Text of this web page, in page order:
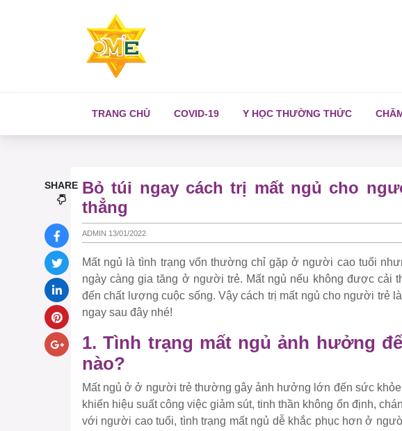
TRANG CHỦ COVID-19 Y HỌC THƯỜNG THỨC
Bỏ túi ngay cách trị mất ngủ cho
thẳng
ADMIN 13/01/2022
Mất ngủ là tình trạng vốn thường chỉ gặp ở người cao tuổi
ngày càng gia tăng ở người trẻ. Mất ngủ nếu không được cải
đến chất lượng cuộc sống. Vậy cách trị mất ngủ cho người trẻ
ngay sau đây nhé!
1. Tình trạng mất ngủ ảnh hưởng
nào?
Mất ngủ ở ở người trẻ thường gây ảnh hưởng lớn đến sức
khiến hiệu suất công việc giảm sút, tinh thần không ổn định,
với người cao tuổi, tình trạng mất ngủ dễ khắc phục hơn ở
SHARE